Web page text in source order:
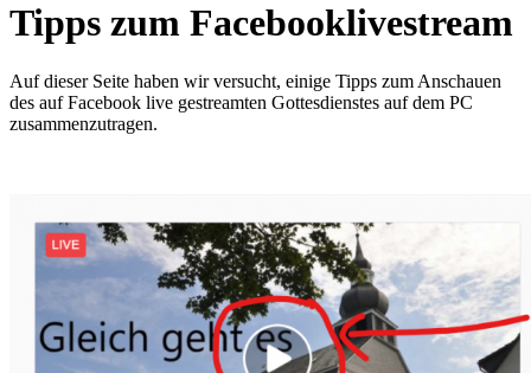
Tipps zum Facebooklivestream
Auf dieser Seite haben wir versucht, einige Tipps zum Anschauen
des auf Facebook live gestreamten Gottesdienstes auf dem PC
zusammenzutragen.